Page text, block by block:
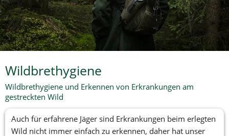
Wildbrethygiene
Wildbrethygiene und Erkennen von Erkrankungen am
gestreckten Wild
Auch für erfahrene Jäger sind Erkrankungen beim erlegten